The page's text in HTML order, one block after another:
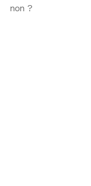
non ?